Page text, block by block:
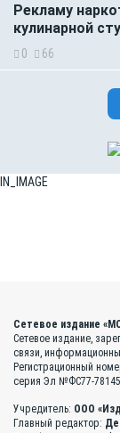
Рекламу
кулинарной
0 66
IN_IMAGE
Сетевое издание
Сетевое издание,
связи,
Регистрационный
серия Эл №ФС77-78145
Учредитель: ООО
Главный редактор: